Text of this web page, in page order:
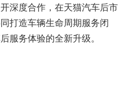
深度合作，在天猫汽车后市
打造车辆生命周期服务闭
服务体验的全新升级。